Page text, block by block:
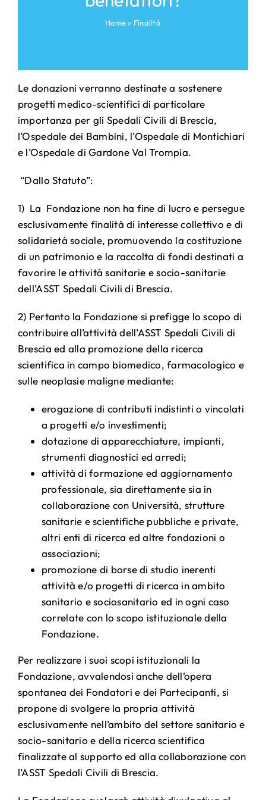
Home» Finalità
Le donazioni verranno destinate a sostenere
progetti medico-scientifici di particolare
importanza per gli Spedali Civili di Brescia,
l’Ospedale dei Bambini, l’Ospedale di Montichiari
e l’Ospedale di Gardone Val Trompia.
“Dallo Statuto”:
1) La Fondazione non ha fine di lucro e persegue
esclusivamente finalità di interesse collettivo e di
solidarietà sociale, promuovendo la costituzione
di un patrimonio e la raccolta di fondi destinati a
favorire le attività sanitarie e socio-sanitarie
dell’ASST Spedali Civili di Brescia.
2) Pertanto la Fondazione si prefigge lo scopo di
contribuire all’attività dell’ASST Spedali Civili di
Brescia ed alla promozione della ricerca
scientifica in campo biomedico, farmacologico e
sulle neoplasie maligne mediante:
erogazione di contributi indistinti o vincolati
a progetti e/o investimenti;
dotazione di apparecchiature, impianti,
strumenti diagnostici ed arredi;
attività di formazione ed aggiornamento
professionale, sia direttamente sia in
collaborazione con Università, strutture
sanitarie e scientifiche pubbliche e private,
altri enti di ricerca ed altre fondazioni o
associazioni;
promozione di borse di studio inerenti
attività e/o progetti di ricerca in ambito
sanitario e sociosanitario ed in ogni caso
correlate con lo scopo istituzionale della
Fondazione.
Per realizzare i suoi scopi istituzionali la
Fondazione, avvalendosi anche dell’opera
spontanea dei Fondatori e dei Partecipanti, si
propone di svolgere la propria attività
esclusivamente nell’ambito del settore sanitario e
socio-sanitario e della ricerca scientifica
finalizzate al supporto ed alla collaborazione con
l’ASST Spedali Civili di Brescia.